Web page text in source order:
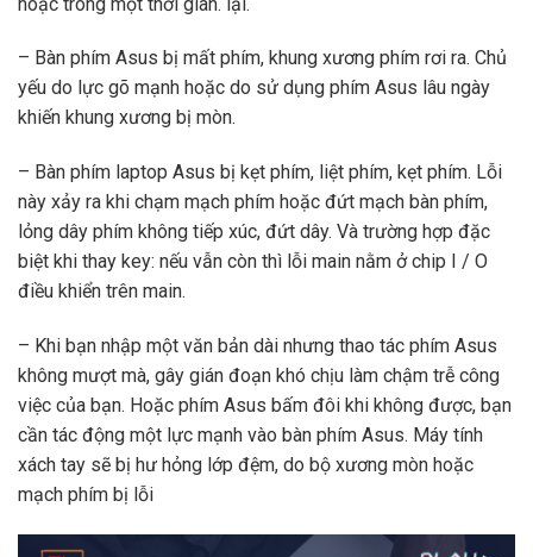
– Bàn phím Asus bị mất phím, khung xương phím rơi ra. Chủ
yếu do lực gõ mạnh hoặc do sử dụng phím Asus lâu ngày
khiến khung xương bị mòn.
– Bàn phím laptop Asus bị kẹt phím, liệt phím, kẹt phím. Lỗi
này xảy ra khi chạm mạch phím hoặc đứt mạch bàn phím,
lỏng dây phím không tiếp xúc, đứt dây. Và trường hợp đặc
biệt khi thay key: nếu vẫn còn thì lỗi main nằm ở chip I / O
điều khiển trên main.
– Khi bạn nhập một văn bản dài nhưng thao tác phím Asus
không mượt mà, gây gián đoạn khó chịu làm chậm trễ công
việc của bạn. Hoặc phím Asus bấm đôi khi không được, bạn
cần tác động một lực mạnh vào bàn phím Asus. Máy tính
xách tay sẽ bị hư hỏng lớp đệm, do bộ xương mòn hoặc
mạch phím bị lỗi